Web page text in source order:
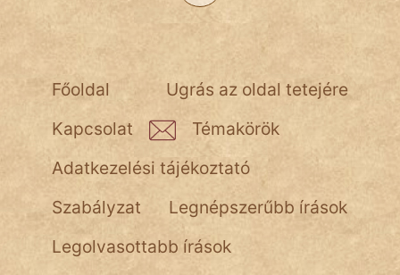
Hoffer Botond
szemfüles Ugrás az oldal tetejére
Főoldal
Kapcsolat
Témakörök
Adatkezelési tájékoztató
Szabályzat
Legnépszerűbb írások
Legolvasottabb írások